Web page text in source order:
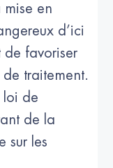
en
d’ici
favoriser
traitement.
loi de
de la
sur les